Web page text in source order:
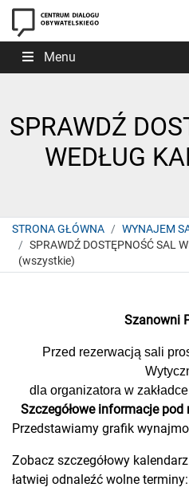
Menu
SPRAWDŹ
WEDŁUG
STRONA GŁÓWNA
WYNAJEM
SPRAWDŹ DOSTĘPNOŚĆ SAL
(wszystkie)
Szanowni
Przed rezerwacją sali
dla organizatora w zakładce
Szczegółowe informacje pod
Przedstawiamy grafik
Zobacz szczegółowy
łatwiej odnaleźć wolne terminy: